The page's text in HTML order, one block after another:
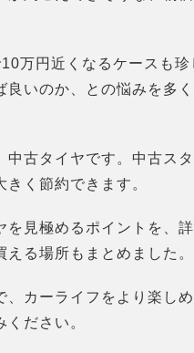
万円近くなるケースも
良いのか、との悩みを多
古タイヤです。中古ス
く節約できます。
を見極めるポイントを、
る場所もまとめました。
、カーライフをより楽し
ださい。